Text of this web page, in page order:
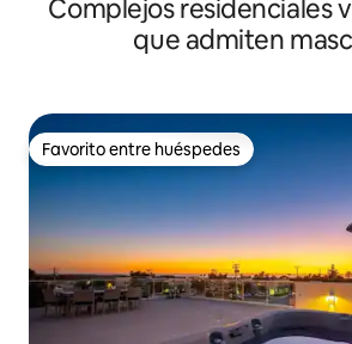
Complejos residenciales
que admiten
Favorito entre huéspedes
Favorito entre huéspedes